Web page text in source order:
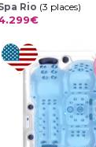
Rio (3 places)